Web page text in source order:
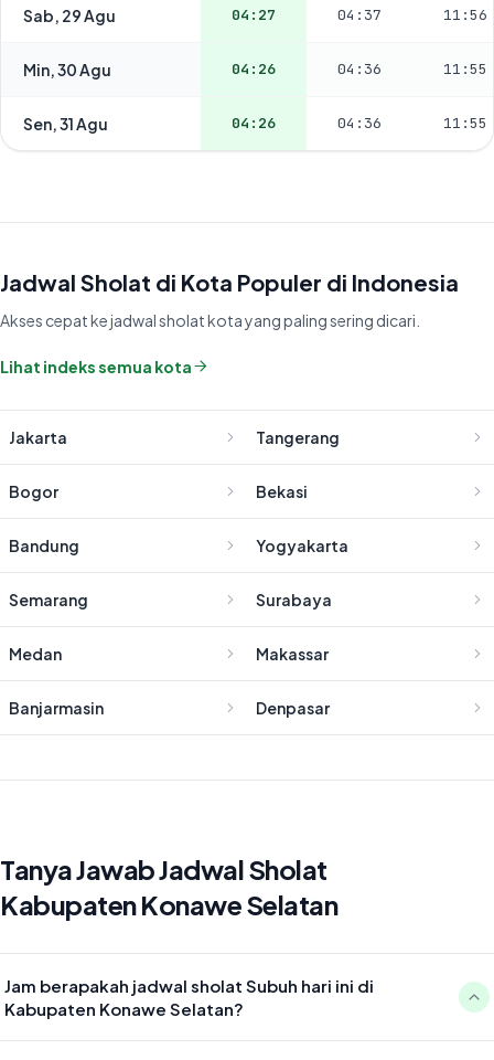
Sab, 29 Agu 04:27 04:37 11:56
Min, 30 Agu 04:26 04:36 11:55
Sen, 31 Agu 04:26 04:36 11:55
Jadwal Sholat di Kota Populer di Indonesia
Akses cepat ke jadwal sholat kota yang paling sering dicari.
Lihat indeks semua kota
Jakarta Tangerang
Bogor Bekasi
Bandung Yogyakarta
Semarang Surabaya
Medan Makassar
Banjarmasin Denpasar
Tanya Jawab Jadwal Sholat
Kabupaten Konawe Selatan
Jam berapakah jadwal sholat Subuh hari ini di
Kabupaten Konawe Selatan?